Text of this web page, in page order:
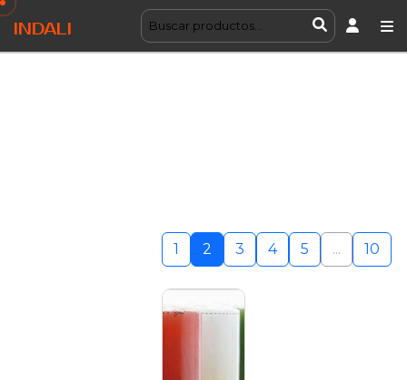
INDALI
1 2 3 4 5 ... 10